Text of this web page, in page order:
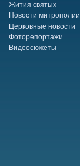
Жития святых
Новости митрополии
Церковные новости
Фоторепортажи
Видеосюжеты